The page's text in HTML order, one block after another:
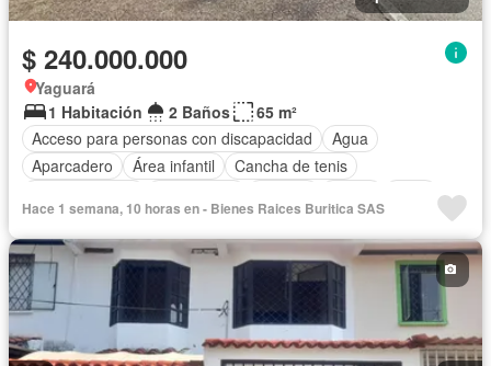
$ 240.000.000
Yaguará
1 Habitación
2 Baños
65 m²
Acceso para personas con discapacidad
Agua
Aparcadero
Área infantil
Cancha de tenis
Piscina
Hace 1 semana, 10 horas en - Bienes Raices Buritica SAS